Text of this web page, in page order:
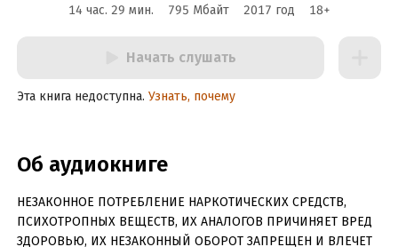
14 час. 29 мин. 795 Мбайт 2017 год 18+
Начать слушать
Эта книга недоступна. Узнать, почему
Об аудиокниге
НЕЗАКОННОЕ ПОТРЕБЛЕНИЕ НАРКОТИЧЕСКИХ СРЕДСТВ,
ПСИХОТРОПНЫХ ВЕЩЕСТВ, ИХ АНАЛОГОВ ПРИЧИНЯЕТ ВРЕД
ЗДОРОВЬЮ, ИХ НЕЗАКОННЫЙ ОБОРОТ ЗАПРЕЩЕН И ВЛЕЧЕТ